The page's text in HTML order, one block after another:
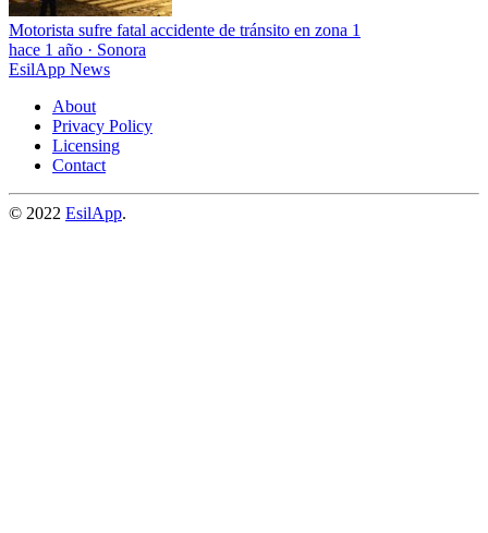
Motorista sufre fatal accidente de tránsito en zona 1
hace 1 año · Sonora
EsilApp News
About
Privacy Policy
Licensing
Contact
© 2022 EsilApp.